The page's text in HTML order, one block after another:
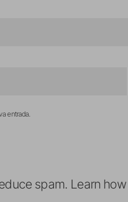
entrada.
spam. Learn